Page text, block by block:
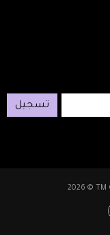
تسجيل
2026 © TM